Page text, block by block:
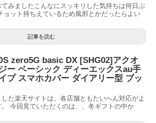
みましたこんなにスッキリした気持ちは何日ぶ
ョット持ちえているため風邪とかだったらよい
記事を読む
zero5G basic DX [SHG02]アクオ
ー ベーシック ディーエックスau手
プ スマホカバー ダイアリー型 ブッ
た楽天サイトは、各店舗ともたいへん対応がよ
今回見ていただくのは、、冬ギフトの中か